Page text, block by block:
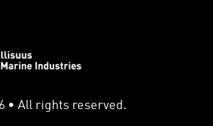
• All rights reserved.